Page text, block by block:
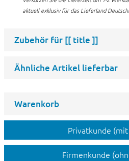
aktuell exklusiv für das Lieferland
Zubehör für [[ title ]]
Ähnliche Artikel lieferbar
Warenkorb
Privatkunde
Firmenkunde